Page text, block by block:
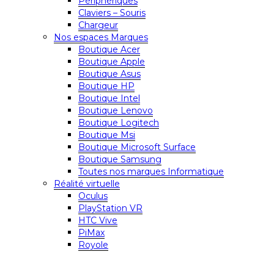
Claviers – Souris
Chargeur
Nos espaces Marques
Boutique Acer
Boutique Apple
Boutique Asus
Boutique HP
Boutique Intel
Boutique Lenovo
Boutique Logitech
Boutique Msi
Boutique Microsoft Surface
Boutique Samsung
Toutes nos marques Informatique
Réalité virtuelle
Oculus
PlayStation VR
HTC Vive
PiMax
Royole